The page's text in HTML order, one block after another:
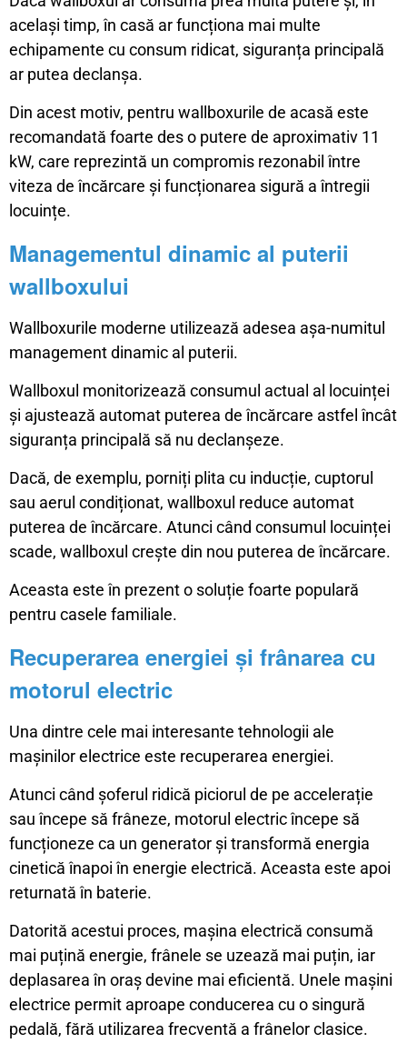
același timp, în casă ar funcționa mai multe
echipamente cu consum ridicat, siguranța principală
ar putea declanșa.
Din acest motiv, pentru wallboxurile de acasă este
recomandată foarte des o putere de aproximativ 11
kW, care reprezintă un compromis rezonabil între
viteza de încărcare și funcționarea sigură a întregii
locuințe.
Managementul dinamic al puterii
wallboxului
Wallboxurile moderne utilizează adesea așa-numitul
management dinamic al puterii.
Wallboxul monitorizează consumul actual al locuinței
și ajustează automat puterea de încărcare astfel încât
siguranța principală să nu declanșeze.
Dacă, de exemplu, porniți plita cu inducție, cuptorul
sau aerul condiționat, wallboxul reduce automat
puterea de încărcare. Atunci când consumul locuinței
scade, wallboxul crește din nou puterea de încărcare.
Aceasta este în prezent o soluție foarte populară
pentru casele familiale.
Recuperarea energiei și frânarea cu
motorul electric
Una dintre cele mai interesante tehnologii ale
mașinilor electrice este recuperarea energiei.
Atunci când șoferul ridică piciorul de pe accelerație
sau începe să frâneze, motorul electric începe să
funcționeze ca un generator și transformă energia
cinetică înapoi în energie electrică. Aceasta este apoi
returnată în baterie.
Datorită acestui proces, mașina electrică consumă
mai puțină energie, frânele se uzează mai puțin, iar
deplasarea în oraș devine mai eficientă. Unele mașini
electrice permit aproape conducerea cu o singură
pedală, fără utilizarea frecventă a frânelor clasice.